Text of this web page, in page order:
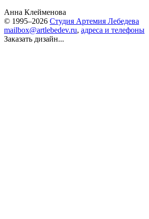
Анна Клейменова
© 1995–2026 Студия Артемия Лебедева
mailbox@artlebedev.ru, адреса и телефоны
Заказать дизайн...